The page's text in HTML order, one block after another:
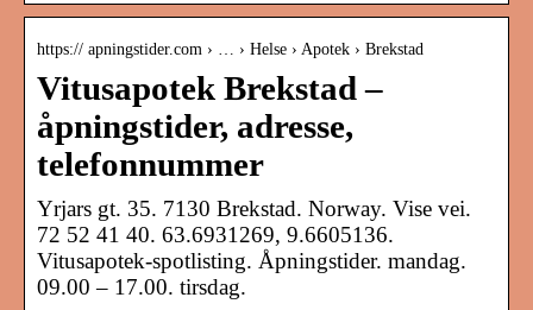
https:// apningstider.com › … › Helse › Apotek › Brekstad
Vitusapotek Brekstad –
åpningstider, adresse,
telefonnummer
Yrjars gt. 35. 7130 Brekstad. Norway. Vise vei.
72 52 41 40. 63.6931269, 9.6605136.
Vitusapotek-spotlisting. Åpningstider. mandag.
09.00 – 17.00. tirsdag.